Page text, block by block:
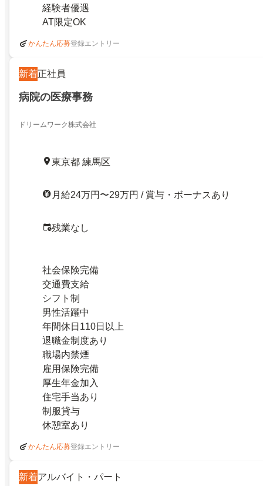
経験者優遇
AT限定OK
かんたん応募登録エントリー
新着正社員
病院の医療事務
ドリームワーク株式会社
東京都 練馬区
月給24万円〜29万円 / 賞与・ボーナスあり
残業なし
社会保険完備
交通費支給
シフト制
男性活躍中
年間休日110日以上
退職金制度あり
職場内禁煙
雇用保険完備
厚生年金加入
住宅手当あり
制服貸与
休憩室あり
かんたん応募登録エントリー
新着アルバイト・パート